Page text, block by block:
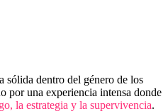
sólida dentro del género de los
por una experiencia intensa donde
la estrategia y la supervivencia.